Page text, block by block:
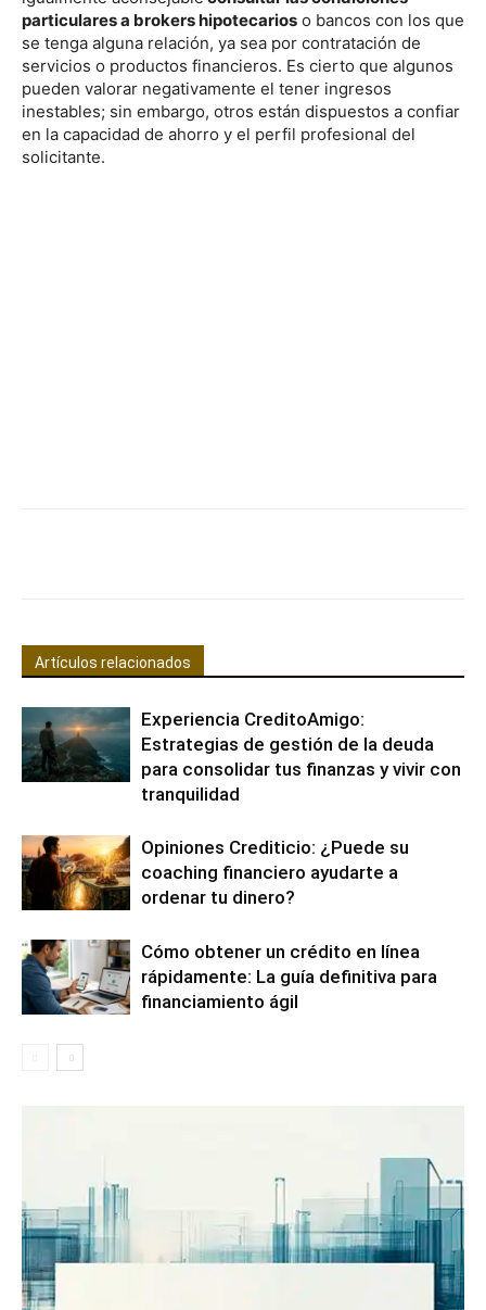
particulares a brokers hipotecarios o bancos con los que
se tenga alguna relación, ya sea por contratación de
servicios o productos financieros. Es cierto que algunos
pueden valorar negativamente el tener ingresos
inestables; sin embargo, otros están dispuestos a confiar
en la capacidad de ahorro y el perfil profesional del
solicitante.
Artículos relacionados
Experiencia CreditoAmigo:
Estrategias de gestión de la deuda
para consolidar tus finanzas y vivir con
tranquilidad
Opiniones Crediticio: ¿Puede su
coaching financiero ayudarte a
ordenar tu dinero?
Cómo obtener un crédito en línea
rápidamente: La guía definitiva para
financiamiento ágil